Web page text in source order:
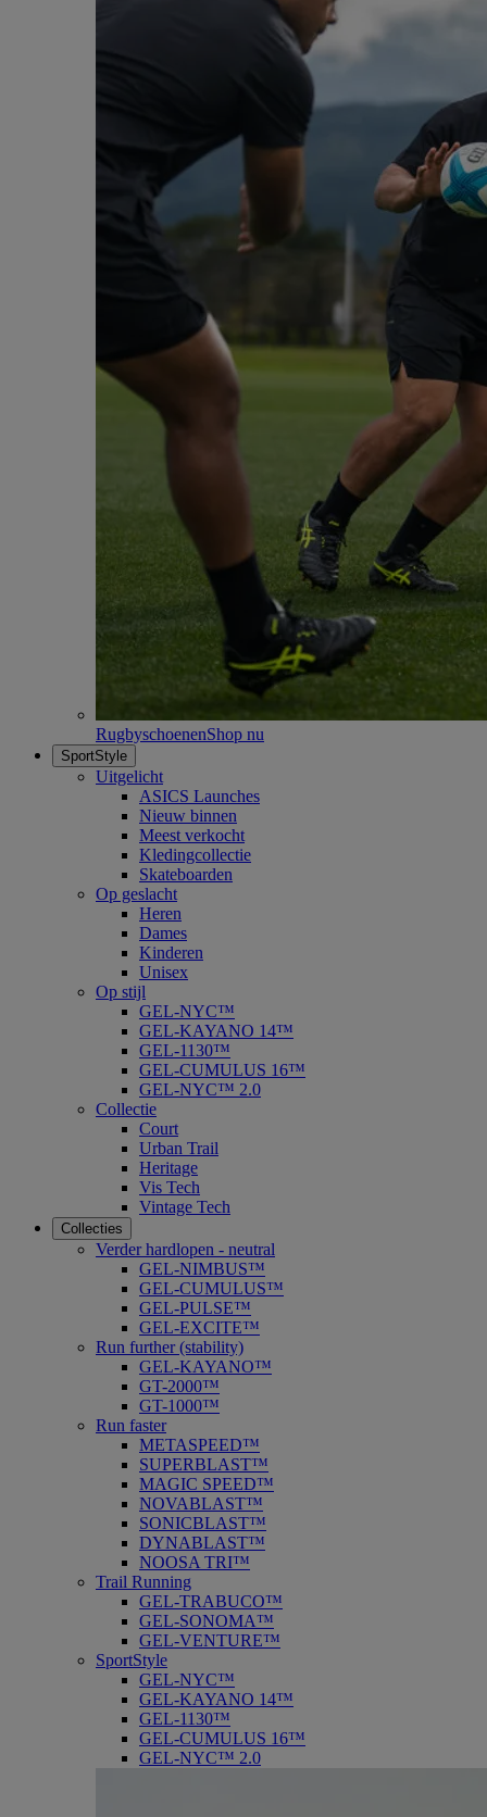
RugbyschoenenShop nu
SportStyle
Uitgelicht
ASICS Launches
Nieuw binnen
Meest verkocht
Kledingcollectie
Skateboarden
Op geslacht
Heren
Dames
Kinderen
Unisex
Op stijl
GEL-NYC™
GEL-KAYANO 14™
GEL-1130™
GEL-CUMULUS 16™
GEL-NYC™ 2.0
Collectie
Court
Urban Trail
Heritage
Vis Tech
Vintage Tech
Collecties
Verder hardlopen - neutral
GEL-NIMBUS™
GEL-CUMULUS™
GEL-PULSE™
GEL-EXCITE™
Run further (stability)
GEL-KAYANO™
GT-2000™
GT-1000™
Run faster
METASPEED™
SUPERBLAST™
MAGIC SPEED™
NOVABLAST™
SONICBLAST™
DYNABLAST™
NOOSA TRI™
Trail Running
GEL-TRABUCO™
GEL-SONOMA™
GEL-VENTURE™
SportStyle
GEL-NYC™
GEL-KAYANO 14™
GEL-1130™
GEL-CUMULUS 16™
GEL-NYC™ 2.0